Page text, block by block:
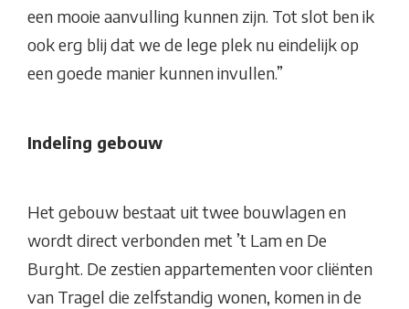
een mooie aanvulling kunnen zijn. Tot slot ben ik
ook erg blij dat we de lege plek nu eindelijk op
een goede manier kunnen invullen.”
Indeling gebouw
Het gebouw bestaat uit twee bouwlagen en
wordt direct verbonden met ’t Lam en De
Burght. De zestien appartementen voor cliënten
van Tragel die zelfstandig wonen, komen in de